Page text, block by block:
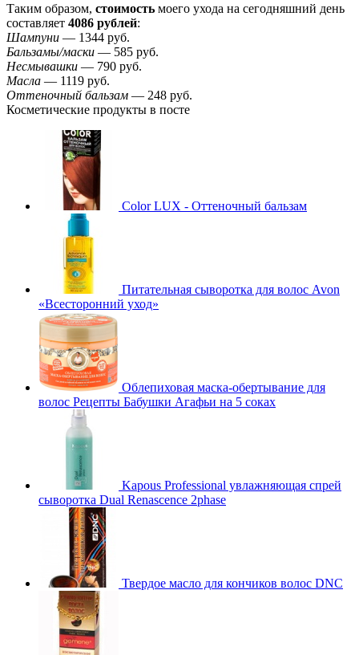
Таким образом, стоимость моего ухода на сегодняшний день
составляет 4086 рублей:
Шампуни — 1344 руб.
Бальзамы/маски — 585 руб.
Несмывашки — 790 руб.
Масла — 1119 руб.
Оттеночный бальзам — 248 руб.
Косметические продукты в посте
Color LUX - Оттеночный бальзам
Питательная сыворотка для волос Avon
«Всесторонний уход»
Облепиховая маска-обертывание для
волос Рецепты Бабушки Агафьи на 5 соках
Kapous Professional увлажняющая спрей
сыворотка Dual Renascence 2phase
Твердое масло для кончиков волос DNC